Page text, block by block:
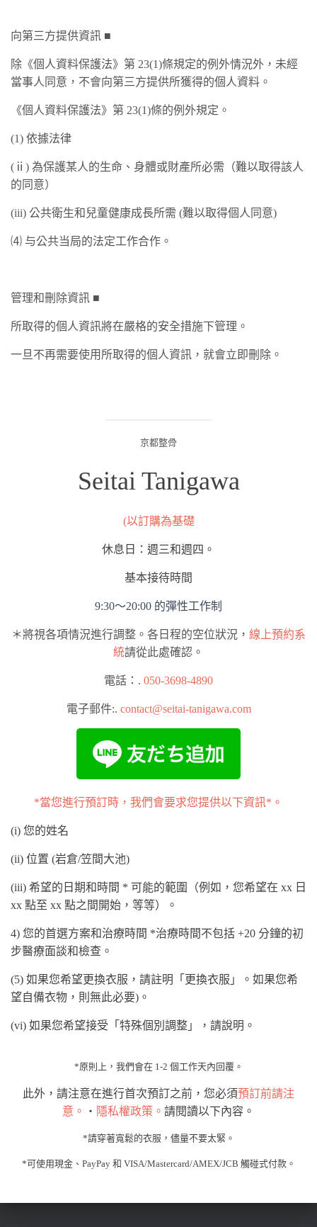
向第三方提供資訊 ■
除《個人資料保護法》第 23(1)條規定的例外情況外，未經
當事人同意，不會向第三方提供所獲得的個人資料。
《個人資料保護法》第 23(1)條的例外規定。
(1) 依據法律
(ⅱ) 為保護某人的生命、身體或財產所必需（難以取得該人
的同意）
(iii) 公共衛生和兒童健康成長所需 (難以取得個人同意)
⑷ 与公共当局的法定工作合作。
管理和刪除資訊 ■
所取得的個人資訊將在嚴格的安全措施下管理。
一旦不再需要使用所取得的個人資訊，就會立即刪除。
京都整骨
Seitai Tanigawa
(以訂購為基礎
休息日：週三和週四。
基本接待時間
9:30～20:00 的彈性工作制
＊將視各項情況進行調整。各日程的空位狀況， 線上預約系
統請從此處確認。
電話：. 050-3698-4890
電子郵件:. contact@seitai-tanigawa.com
*當您進行預訂時，我們會要求您提供以下資訊*。
(i) 您的姓名
(ii) 位置 (岩倉/笠間大池)
(iii) 希望的日期和時間 * 可能的範圍（例如，您希望在 xx 日
xx 點至 xx 點之間開始，等等）。
4) 您的首選方案和治療時間 *治療時間不包括 +20 分鐘的初
步醫療面談和檢查。
(5) 如果您希望更換衣服，請註明「更換衣服」。如果您希
望自備衣物，則無此必要)。
(vi) 如果您希望接受「特殊個別調整」，請說明。
*原則上，我們會在 1-2 個工作天內回覆。
此外，請注意在進行首次預訂之前，您必須預訂前請注
意。
・ 隱私權政策。 請閱讀以下內容。
*請穿著寬鬆的衣服，儘量不要太緊。
*可使用現金、PayPay 和 VISA/Mastercard/AMEX/JCB 觸碰式付款。